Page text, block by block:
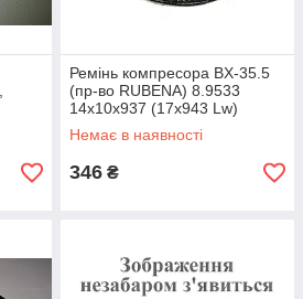
Ремінь компресора BX-35.5
(пр-во RUBENA) 8.9533
14х10х937 (17х943 Lw)
Немає в наявності
346 ₴